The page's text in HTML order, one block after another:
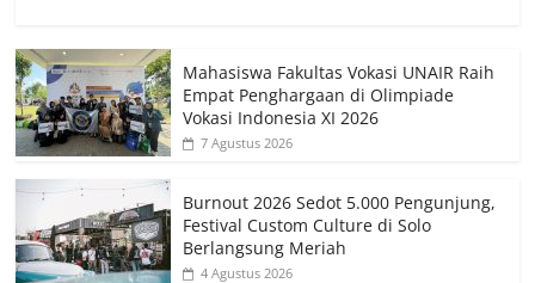
Mahasiswa Fakultas Vokasi UNAIR Raih
Empat Penghargaan di Olimpiade
Vokasi Indonesia XI 2026
7 Agustus 2026
Burnout 2026 Sedot 5.000 Pengunjung,
Festival Custom Culture di Solo
Berlangsung Meriah
4 Agustus 2026